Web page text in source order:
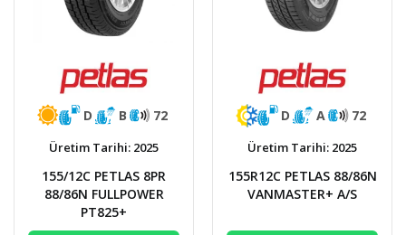
D B 72
Üretim Tarihi: 2025
155/12C PETLAS 8PR
88/86N FULLPOWER
PT825+
D A 72
Üretim Tarihi: 2025
155R12C PETLAS 88/86N
VANMASTER+ A/S